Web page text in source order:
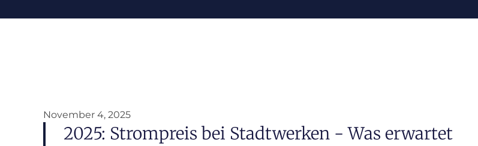
November 4, 2025
2025: Strompreis bei Stadtwerken - Was erwartet